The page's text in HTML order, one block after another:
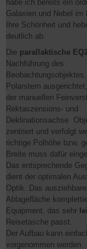
habe ich bereits ein
Galaxien und Nebel
Ihre Schönheit und
deutlich ab.
Die parallaktische
Nachführung des
Polarstern
der manuellen
Rektaszensions- und
Deklinationsachse
zentriert und verfolgt
richtige Polhöhe bzw.
Breite muss dafür
Das entsprechende
dient der optimalen
Optik. Das
Ablagefläche
Equipment, das sehr
Reisetasche passt.
Der Aufbau kann
vorgenommen werden.